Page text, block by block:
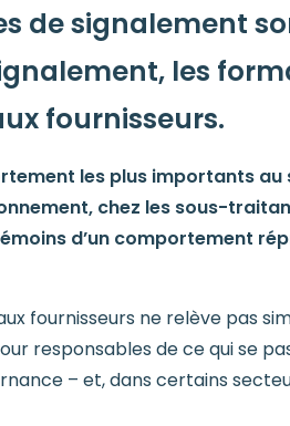
de signalement
les
fournisseurs.
les plus importants
chez les sous-
d’un comportement
fournisseurs ne relève pas
responsables de ce qui se
– et, dans certains